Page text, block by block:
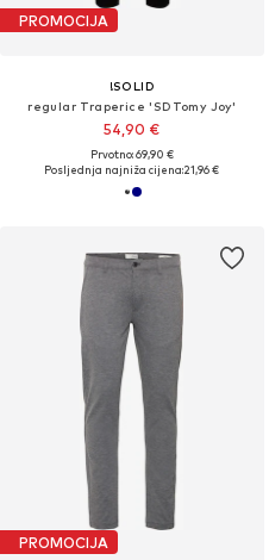
PROMOCIJA
!SOLID
regular Traperice 'SDTomy Joy'
54,90 €
Prvotno: 69,90 €
Posljednja najniža cijena:21,96 €
PROMOCIJA